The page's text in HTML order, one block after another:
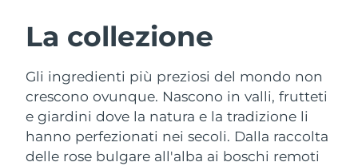
La collezione
Gli ingredienti più preziosi del mondo non
crescono ovunque. Nascono in valli, frutteti
e giardini dove la natura e la tradizione li
hanno perfezionati nei secoli. Dalla raccolta
delle rose bulgare all'alba ai boschi remoti
Detersione viso
LUNA™ 4 pacchetto
Anti-aging massage
Lifting viso
BEAR™ 2 pacchetto
Microcurrent toning
Austria
Belgio Consegna stimata8/10/26
Bermuda Consegna stimata8/16/26